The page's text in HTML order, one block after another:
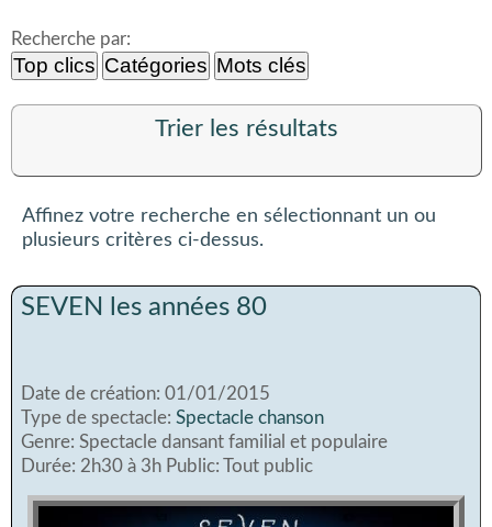
Recherche par:
Top clics Catégories Mots clés
Trier les résultats
Affinez votre recherche en sélectionnant un ou
plusieurs critères ci-dessus.
SEVEN les années 80
Date de création: 01/01/2015
Type de spectacle: Spectacle chanson
Genre: Spectacle dansant familial et populaire
Durée: 2h30 à 3h Public: Tout public